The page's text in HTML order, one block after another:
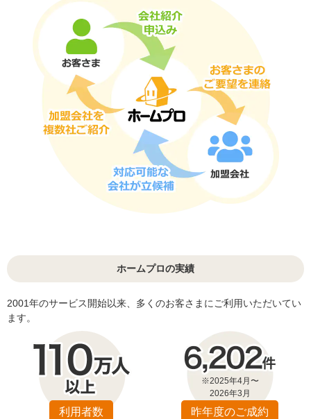
ホームプロの実績
2001年のサービス開始以来、多くのお客さまにご利用いただいてい
ます。
利用者数
※2025年4月〜
2026年3月
昨年度のご成約